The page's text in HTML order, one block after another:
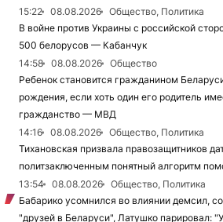
15:22
08.08.2026
Общество, Политика
В войне против Украины с российской
500 белорусов — Кабанчук
14:58
08.08.2026
Общество
Ребенок становится гражданином
рождения, если хоть один его родитель
гражданство — МВД
14:16
08.08.2026
Общество, Политика
Тихановская призвала правозащитников
политзаключенным понятный алгоритм
13:54
08.08.2026
Общество, Политика
Бабарико усомнился во влиянии демсил,
"друзей в Беларуси", Латушко парировал: